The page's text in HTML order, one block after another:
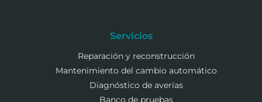
Servicios
Reparación y reconstrucción
Mantenimiento del cambio automático
Diagnóstico de averías
Banco de pruebas